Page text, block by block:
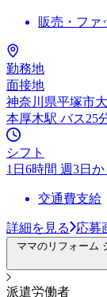
販売・ファ
勤務地
面接地
神奈川県平塚市
本厚木駅 バス25
シフト
1日6時間 週3日
交通費支給
詳細を見る 応募
ママのリフォーム
派遣労働者